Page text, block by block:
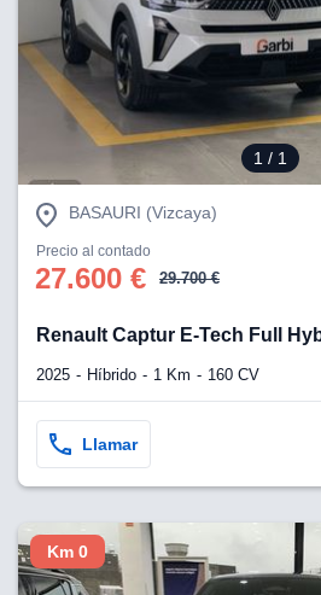
1 / 1
BASAURI (Vizcaya)
Precio al contado
27.600 € 29.700 €
Renault Captur E-Tech Full
2025 Híbrido 1 Km 160 CV
Llamar
Km 0